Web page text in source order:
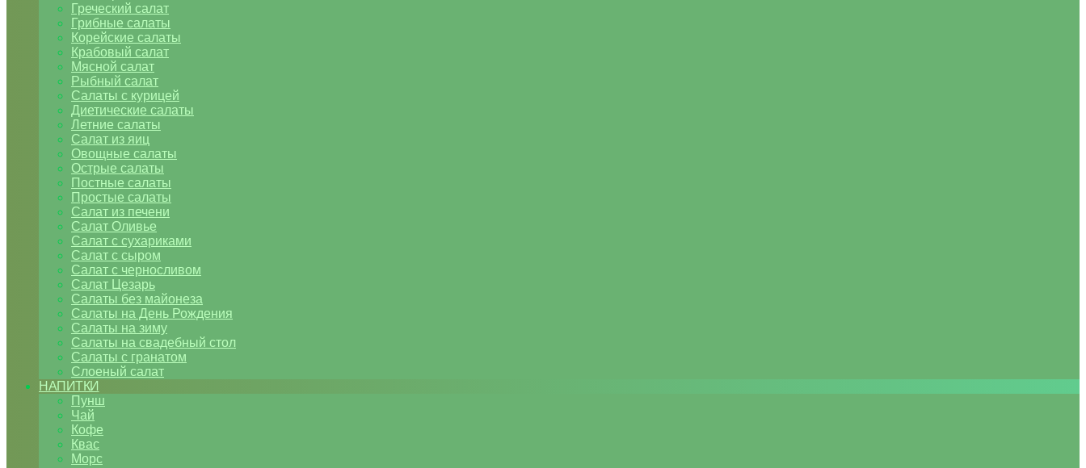
Греческий салат
Грибные салаты
Корейские салаты
Крабовый салат
Мясной салат
Рыбный салат
Салаты с курицей
Диетические салаты
Летние салаты
Салат из яиц
Овощные салаты
Острые салаты
Постные салаты
Простые салаты
Салат из печени
Салат Оливье
Салат с сухариками
Салат с сыром
Салат с черносливом
Салат Цезарь
Салаты без майонеза
Салаты на День Рождения
Салаты на зиму
Салаты на свадебный стол
Салаты с гранатом
Слоеный салат
НАПИТКИ
Пунш
Чай
Кофе
Квас
Морс